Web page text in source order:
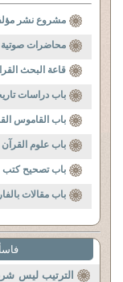
مشروع نشر
محاضرات صوتية
قاعة البحث
باب دراسات
باب القاموس
باب علوم القرآن
باب تصحيح كتب
باب مقالات
الترتيب ليس